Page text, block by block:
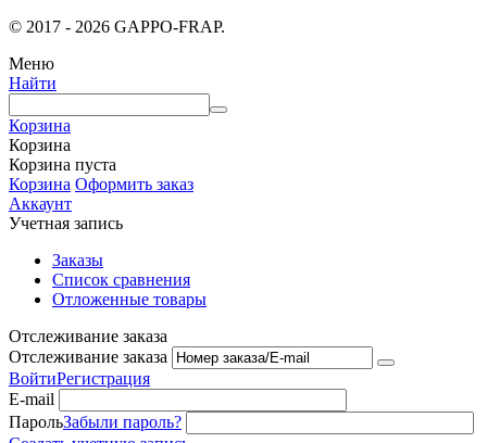
© 2017 - 2026 GAPPO-FRAP.
Меню
Найти
Корзина
Корзина
Корзина пуста
Корзина Оформить заказ
Аккаунт
Учетная запись
Заказы
Список сравнения
Отложенные товары
Отслеживание заказа
Отслеживание заказа
ВойтиРегистрация
E-mail
ПарольЗабыли пароль?